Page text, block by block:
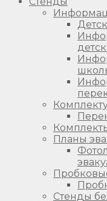
Планы
Стенды